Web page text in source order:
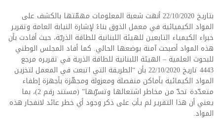
بتاريخ 22/10/2020 أنهت شعبة المعلومات مهمّتها بالكشف على
المواد الكيميائية في معمل الذوق بناءً لإشارة النيابة العامة وتقرير
خبراء الكيمياء التابعين للهيئة اللبنانية للطاقة الذريّة، حيث أفادت بأن
هذه المواد أصبحت آمنة بوضعها الحالي. كما أفاد المجلس الوطني
للبحوث العلمية – الهيئة اللبنانية للطاقة الذرية في تقريره مرجع
4443 تاريخ 22/10/2020 بأن “الطريقة التي اتبعت في المعمل لتخزين
المواد الكيمائية بأماكن منفصلة ومعزولة ومجهّزة بأجهزة إطفاء
متعدّدة تحدّ من مخاطر اشتعالها وتسرّبها” (مستند رقم 2)، بما
يعني أن هذا التقرير لم يأتِ على ذكر وجود أي خطر عائد لانفجار هذه
المواد.